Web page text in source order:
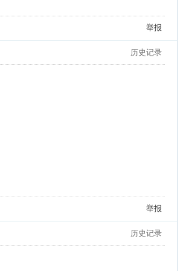
举报
历史记录
举报
历史记录